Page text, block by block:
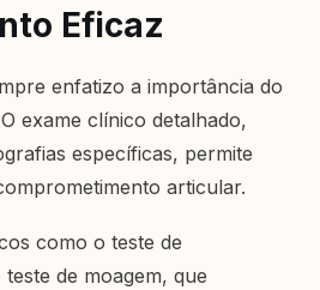
Eficaz
enfatizo a importância do
exame clínico detalhado,
específicas, permite
articular.
como o teste de
de moagem, que